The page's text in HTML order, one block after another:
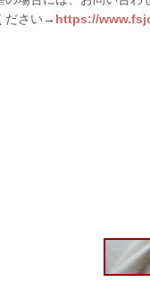
ださい→ https://